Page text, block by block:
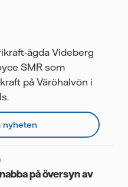
ägda Videberg
SMR som
på Väröhalvön i
nyheten
på översyn av